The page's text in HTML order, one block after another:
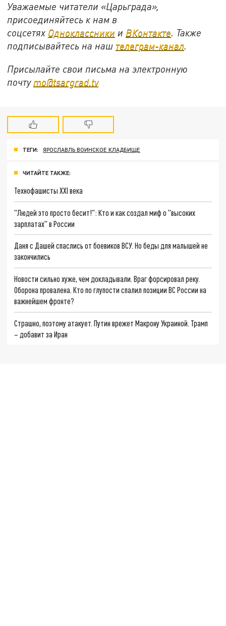
Уважаемые читатели «Царьграда»,
присоединяйтесь к нам в
соцсетях Одноклассники и ВКонтакте. Также
подписывайтесь на наш телеграм-канал.
Присылайте свои письма на электронную
почту mo@tsargrad.tv
ТЕГИ: ЯРОСЛАВЛЬ ВОИНСКОЕ КЛАДБИЩЕ
ЧИТАЙТЕ ТАКЖЕ:
Технофашисты XXI века
"Людей это просто бесит!": Кто и как создал миф о "высоких
зарплатах" в России
Даня с Дашей спаслись от боевиков ВСУ. Но беды для малышей не
закончились
Новости сильно хуже, чем докладывали. Враг форсировал реку.
Оборона провалена. Кто по глупости спалил позиции ВС России на
важнейшем фронте?
Страшно, поэтому атакует. Путин врежет Макрону Украиной. Трамп
– добавит за Иран